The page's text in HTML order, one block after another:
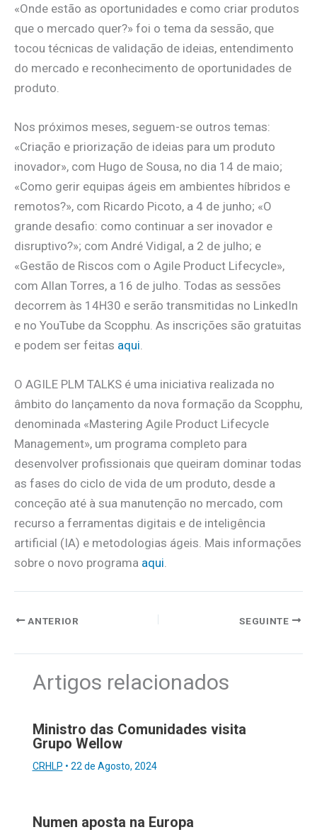
«Onde estão as oportunidades e como criar produtos
que o mercado quer?» foi o tema da sessão, que
tocou técnicas de validação de ideias, entendimento
do mercado e reconhecimento de oportunidades de
produto.
Nos próximos meses, seguem-se outros temas:
«Criação e priorização de ideias para um produto
inovador», com Hugo de Sousa, no dia 14 de maio;
«Como gerir equipas ágeis em ambientes híbridos e
remotos?», com Ricardo Picoto, a 4 de junho; «O
grande desafio: como continuar a ser inovador e
disruptivo?»; com André Vidigal, a 2 de julho; e
«Gestão de Riscos com o Agile Product Lifecycle»,
com Allan Torres, a 16 de julho. Todas as sessões
decorrem às 14H30 e serão transmitidas no LinkedIn
e no YouTube da Scopphu. As inscrições são gratuitas
e podem ser feitas aqui
O AGILE PLM TALKS é uma iniciativa realizada no
âmbito do lançamento da nova formação da Scopphu,
denominada «Mastering Agile Product Lifecycle
Management», um programa completo para
desenvolver profissionais que queiram dominar todas
as fases do ciclo de vida de um produto, desde a
conceção até à sua manutenção no mercado, com
recurso a ferramentas digitais e de inteligência
artificial (IA) e metodologias ágeis. Mais informações
sobre o novo programa aqui.
ANTERIOR SEGUINTE
Artigos relacionados
Ministro das Comunidades visita
Grupo Wellow
CRHLP • 22 de Agosto, 2024
Numen aposta na Europa